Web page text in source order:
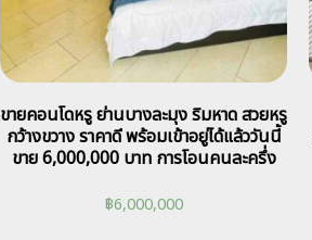
ขายคอนโดหรู ย่านบางละมุง ริมหาด สวยหรู
กว้างขวาง ราคาดี พร้อมเข้าอยู่ได้แล้ววันนี้
ขาย 6,000,000 บาท การโอนคนละครึ่ง
฿6,000,000